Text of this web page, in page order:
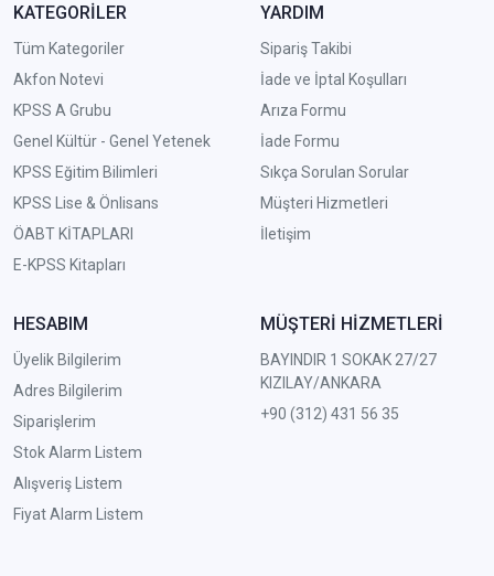
KATEGORİLER
Tüm Kategoriler
Akfon Notevi
KPSS A Grubu
Genel Kültür - Genel Yetenek
KPSS Eğitim Bilimleri
KPSS Lise & Önlisans
ÖABT KİTAPLARI
E-KPSS Kitapları
YARDIM
Sipariş Takibi
İade ve İptal Koşulları
Arıza Formu
İade Formu
Sıkça Sorulan Sorular
Müşteri Hizmetleri
İletişim
HESABIM
Üyelik Bilgilerim
Adres Bilgilerim
Siparişlerim
Stok Alarm Listem
Alışveriş Listem
Fiyat Alarm Listem
MÜŞTERİ HİZMETLERİ
BAYINDIR 1 SOKAK 27/27
KIZILAY/ANKARA
+90 (312) 431 56 35